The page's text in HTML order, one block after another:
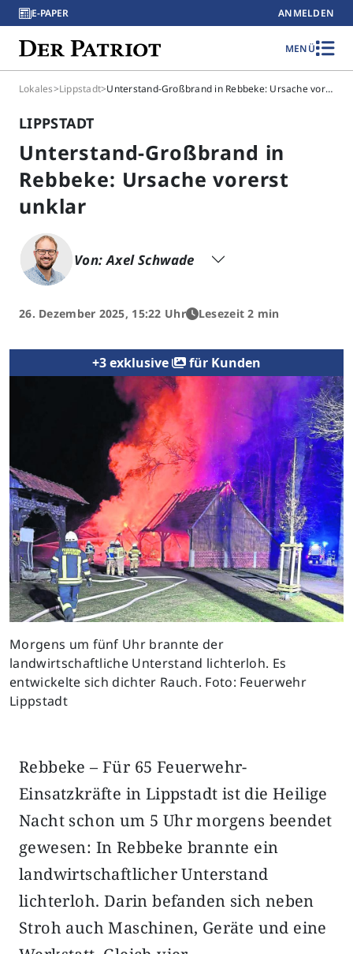
E-PAPER ANMELDEN
MENÜ
Lokales>Lippstadt> Unterstand-Großbrand in Rebbeke: Ursache vorerst unklar
LIPPSTADT
Unterstand-Großbrand in
Rebbeke: Ursache vorerst
unklar
Von: Axel Schwade
26. Dezember 2025, 15:22 Uhr Lesezeit 2 min
+3 exklusive für Kunden
Morgens um fünf Uhr brannte der
landwirtschaftliche Unterstand lichterloh. Es
entwickelte sich dichter Rauch. Foto: Feuerwehr
Lippstadt
Previous Next
Rebbeke – Für 65 Feuerwehr-
Einsatzkräfte in Lippstadt ist die Heilige
Nacht schon um 5 Uhr morgens beendet
gewesen: In Rebbeke brannte ein
landwirtschaftlicher Unterstand
lichterloh. Darin befanden sich neben
Stroh auch Maschinen, Geräte und eine